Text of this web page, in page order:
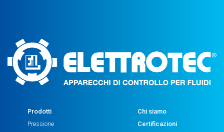
Prodotti
Pressione
Chi siamo
Certificazioni